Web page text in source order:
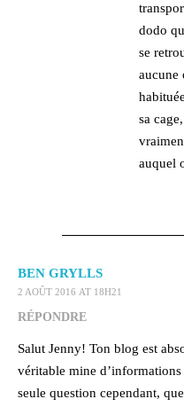
dodo
se
aucune
sa
auquel
BEN GRYLLS
2 AOÛT 2016 AT 18H21
RÉPONDRE
Salut Jenny! Ton blog est
véritable mine
seule question cependant,